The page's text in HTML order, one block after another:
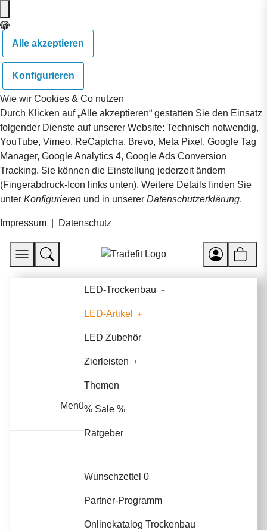
Alle akzeptieren
Konfigurieren
Wie wir Cookies & Co nutzen
Durch Klicken auf „Alle akzeptieren“ gestatten Sie den Einsatz
folgender Dienste auf unserer Website: Technisch notwendig,
YouTube, Vimeo, ReCaptcha, Brevo, Meta Pixel, Google Tag
Manager, Google Analytics 4, Google Ads Conversion
Tracking. Sie können die Einstellung jederzeit ändern
(Fingerabdruck-Icon links unten). Weitere Details finden Sie
unter Konfigurieren und in unserer Datenschutzerklärung.
Impressum Datenschutz
Menü
LED-Trockenbau
LED-Artikel
LED Zubehör
Zierleisten
Themen
% Sale %
Ratgeber
Wunschzettel 0
Partner-Programm
Onlinekatalog Trockenbau